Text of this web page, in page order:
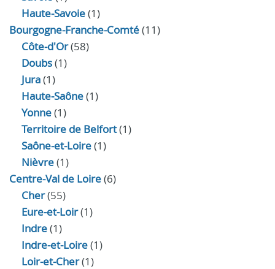
Haute-Savoie(1)
Bourgogne-Franche-Comté(11)
Côte-d'Or(58)
Doubs(1)
Jura(1)
Haute‑Saône(1)
Yonne(1)
Territoire de Belfort(1)
Saône-et-Loire(1)
Nièvre(1)
Centre-Val de Loire(6)
Cher(55)
Eure‑et‑Loir(1)
Indre(1)
Indre‑et‑Loire(1)
Loir‑et‑Cher(1)